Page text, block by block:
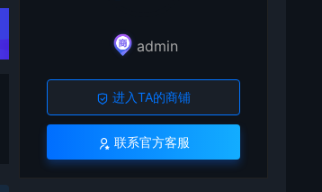
admin
进入TA的商铺
联系官方客服